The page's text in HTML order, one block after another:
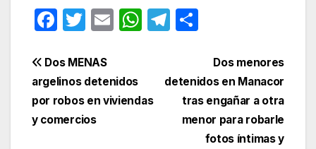
F
c
e
b
o
T
itt
er
E
W
A
T
gr
m
m
p
ar
tir
Navegación
de
entradas
Dos menores
detenidos en Manacor
tras engañar a otra
menor para robarle
fotos íntimas y
Dos MENAS
argelinos detenidos
por robos en viviendas
y comercios